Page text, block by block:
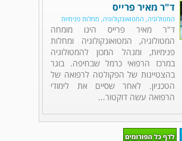
ד"ר מאיר פרייס
המטולוגיה, המטואונקולוגיה, מחלות פנימיות
ד"ר מאיר פרייס הינו מומחה
המטולוגיה, המטואונקולוגיה ומחלות
פנימיות, ומנהל המכון להמטולוגיה
במרכז הרפואי כרמל שבחיפה. בוגר
בהצטיינות של הפקולטה לרפואה של
הטכניון. לאחר שסיים את לימודי
הרפואה עשה דוקטור...